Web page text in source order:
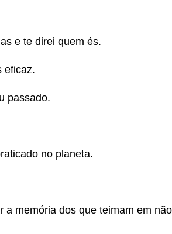
e te direi quem és.
eficaz.
passado.
no planeta.
memória dos que teimam em